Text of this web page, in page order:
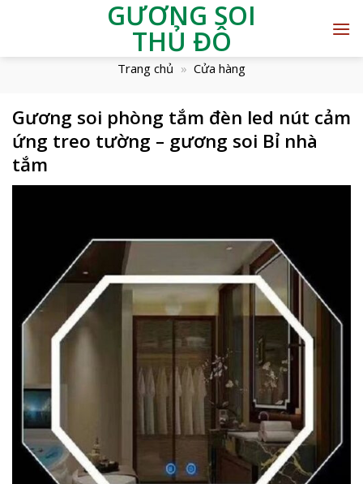
GƯƠNG SOI
THỦ ĐÔ
Trang chủ » Cửa hàng
Gương soi phòng tắm đèn led nút cảm
ứng treo tường – gương soi Bỉ nhà
tắm